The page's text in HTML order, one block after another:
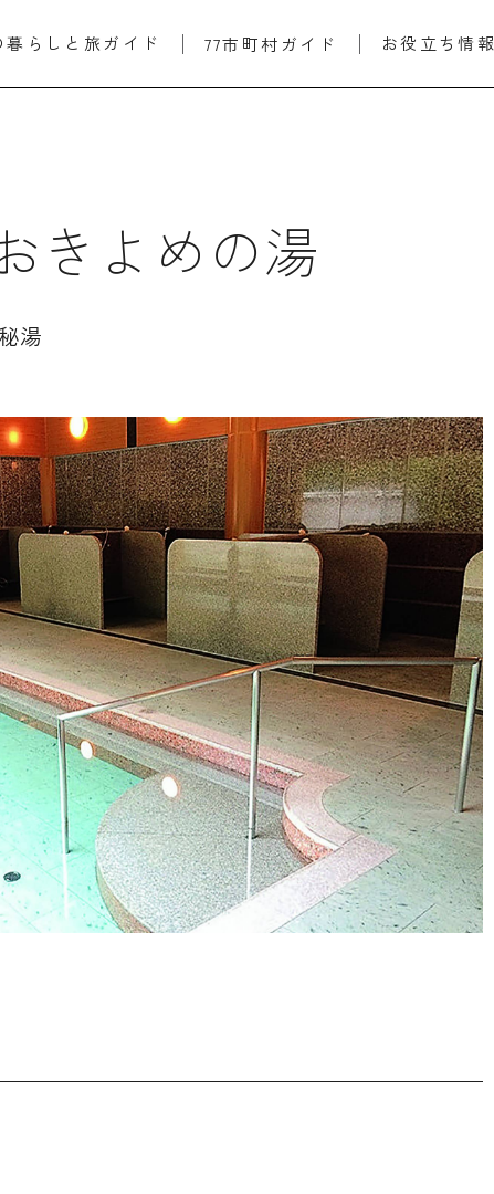
暮らしと旅ガイド 77市町村ガイド お役立ち情報
きよめの湯
湯